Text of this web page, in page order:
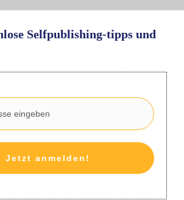
Selfpublishing-tipps und
Jetzt anmelden!